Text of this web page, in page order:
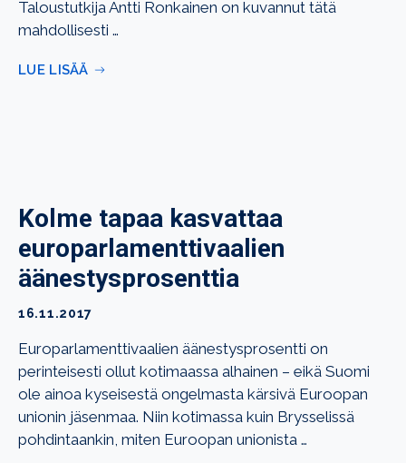
Taloustutkija Antti Ronkainen on kuvannut tätä
mahdollisesti …
LUE LISÄÄ
Kolme tapaa kasvattaa
europarlamenttivaalien
äänestysprosenttia
16.11.2017
Europarlamenttivaalien äänestysprosentti on
perinteisesti ollut kotimaassa alhainen – eikä Suomi
ole ainoa kyseisestä ongelmasta kärsivä Euroopan
unionin jäsenmaa. Niin kotimassa kuin Brysselissä
pohdintaankin, miten Euroopan unionista …